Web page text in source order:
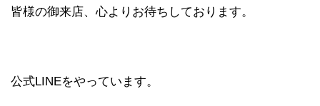
皆様の御来店、心よりお待ちしております。
公式LINEをやっています。